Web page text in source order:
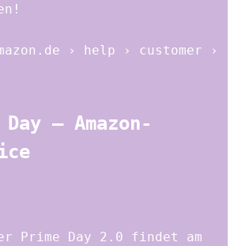
› help › customer ›
– Amazon-
Prime Day 2.0 findet am